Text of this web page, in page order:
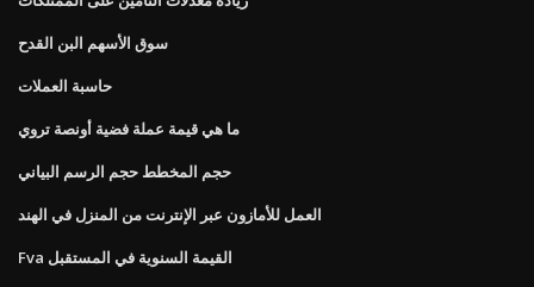
سوق الأسهم البن القدح
حاسبة العملات
ما هي قيمة عملة فضية أونصة تروي
حجم المخطط حجم الرسم البياني
العمل للأمازون عبر الإنترنت من المنزل في الهند
Fva القيمة السنوية في المستقبل